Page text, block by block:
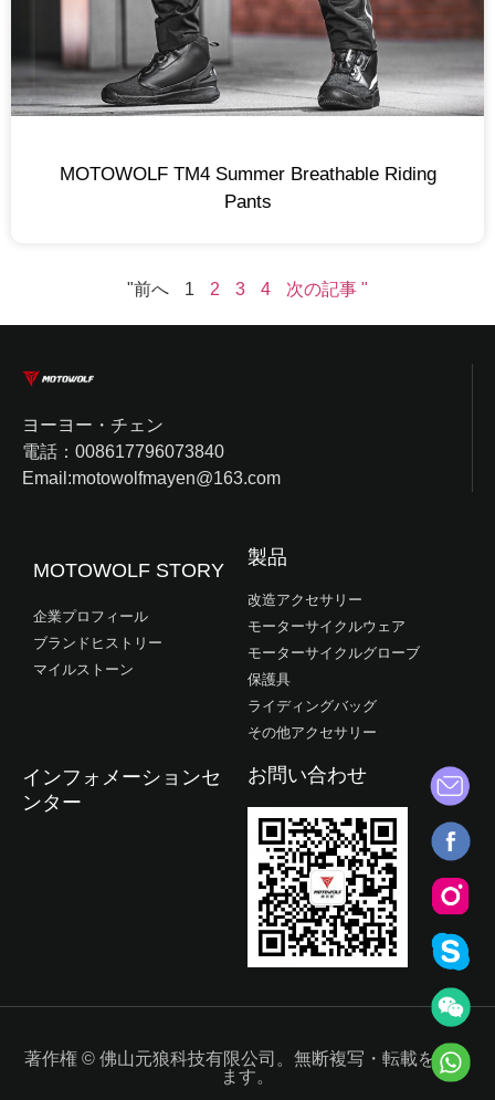
MOTOWOLF TM4 Summer Breathable Riding
Pants
"前へ 1 2 3 4 次の記事 "
ヨーヨー・チェン
電話：008617796073840
Email:motowolfmayen@163.com
MOTOWOLF STORY
企業プロフィール
ブランドヒストリー
マイルストーン
製品
改造アクセサリー
モーターサイクルウェア
モーターサイクルグローブ
保護具
ライディングバッグ
その他アクセサリー
インフォメーションセ
ンター
お問い合わせ
著作権 © 佛山元狼科技有限公司。無断複写・転載を禁じ
ます。